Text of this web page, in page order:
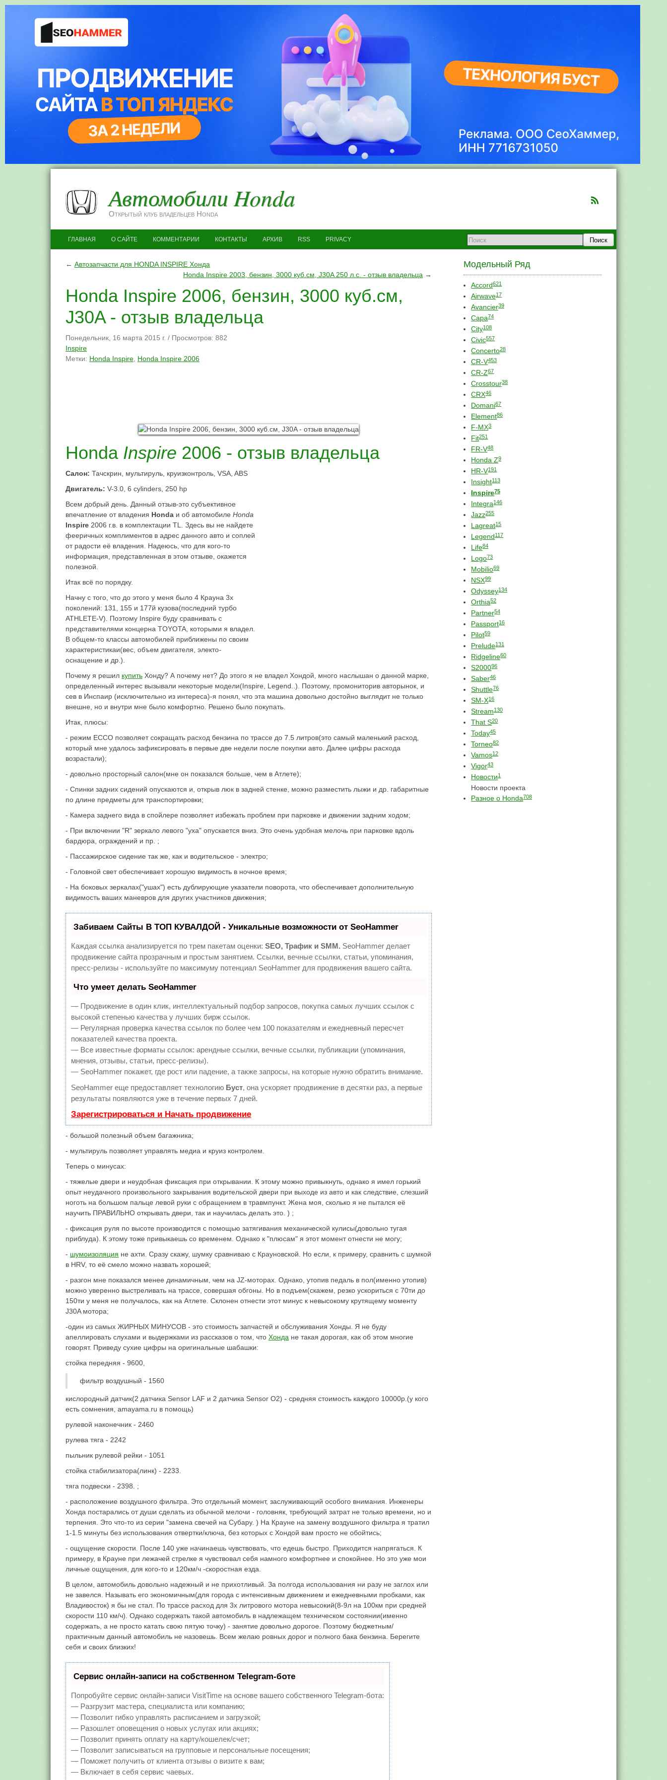
Автомобили Honda
Открытый клуб владельцев Honda
ГЛАВНАЯ О САЙТЕ КОММЕНТАРИИ КОНТАКТЫ АРХИВ RSS PRIVACY Поиск
← Автозапчасти для HONDA INSPIRE Хонда
Honda Inspire 2003, бензин, 3000 куб.см, J30A 250 л.с. - отзыв владельца →
Honda Inspire 2006, бензин, 3000 куб.см,
J30A - отзыв владельца
Понедельник, 16 марта 2015 г. / Просмотров: 882
Inspire
Метки: Honda Inspire Honda Inspire 2006
Honda Inspire 2006 - отзыв владельца
Салон: Тачскрин, мультируль, круизконтроль, VSA, ABS
Двигатель: V-3.0, 6 cylinders, 250 hp
Всем добрый день. Данный отзыв-это субъективное
впечатление от владения Honda и об автомобиле Honda
Inspire 2006 г.в. в комплектации TL. Здесь вы не найдете
фееричных комплиментов в адрес данного авто и соплей
от радости её владения. Надеюсь, что для кого-то
информация, представленная в этом отзыве, окажется
полезной.
Итак всё по порядку.
Начну с того, что до этого у меня было 4 Крауна 3х
поколений: 131, 155 и 177й кузова(последний турбо
ATHLETE-V). Поэтому Inspire буду сравнивать с
представителями концерна TOYOTA, которыми я владел.
В общем-то классы автомобилей приближены по своим
характеристикаи(вес, объем двигателя, электо-
оснащение и др.).
Почему я решил купить Хонду? А почему нет? До этого я не владел Хондой, много наслышан о данной марке,
определенный интерес вызывали некоторые модели(Inspire, Legend..). Поэтому, промониторив авторынок, и
сев в Инспаир (исключительно из интереса)-я понял, что эта машина довольно достойно выглядит не только
внешне, но и внутри мне было комфортно. Решено было покупать.
Итак, плюсы:
- режим ECCO позволяет сокращать расход бензина по трассе до 7.5 литров(это самый маленький расход,
который мне удалось зафиксировать в первые две недели после покупки авто. Далее цифры расхода
возрастали);
- довольно просторный салон(мне он показался больше, чем в Атлете);
- Спинки задних сидений опускаются и, открыв люк в задней стенке, можно разместить лыжи и др. габаритные
по длине предметы для транспортировки;
- Камера заднего вида в спойлере позволяет избежать проблем при парковке и движении задним ходом;
- При включении "R" зеркало левого "уха" опускается вниз. Это очень удобная мелочь при парковке вдоль
бардюра, ограждений и пр. ;
- Пассажирское сидение так же, как и водительское - электро;
- Головной свет обеспечивает хорошую видимость в ночное время;
- На боковых зеркалах("ушах") есть дублирующие указатели поворота, что обеспечивает дополнительную
видимость ваших маневров для других участников движения;
Забиваем Сайты В ТОП КУВАЛДОЙ - Уникальные возможности от SeoHammer
Каждая ссылка анализируется по трем пакетам оценки: SEO, Трафик и SMM. SeoHammer делает
продвижение сайта прозрачным и простым занятием. Ссылки, вечные ссылки, статьи, упоминания,
пресс-релизы - используйте по максимуму потенциал SeoHammer для продвижения вашего сайта.
Что умеет делать SeoHammer
— Продвижение в один клик, интеллектуальный подбор запросов, покупка самых лучших ссылок с
высокой степенью качества у лучших бирж ссылок.
— Регулярная проверка качества ссылок по более чем 100 показателям и ежедневный пересчет
показателей качества проекта.
— Все известные форматы ссылок: арендные ссылки, вечные ссылки, публикации (упоминания,
мнения, отзывы, статьи, пресс-релизы).
— SeoHammer покажет, где рост или падение, а также запросы, на которые нужно обратить внимание.
SeoHammer еще предоставляет технологию Буст, она ускоряет продвижение в десятки раз, а первые
результаты появляются уже в течение первых 7 дней.
Зарегистрироваться и Начать продвижение
- большой полезный объем багажника;
- мультируль позволяет управлять медиа и круиз контролем.
Теперь о минусах:
- тяжелые двери и неудобная фиксация при открывании. К этому можно привыкнуть, однако я имел горький
опыт неудачного произвольного закрывания водительской двери при выходе из авто и как следствие, слезший
ноготь на большом пальце левой руки с обращением в травмпункт. Жена моя, сколько я не пытался её
научить ПРАВИЛЬНО открывать двери, так и научилась делать это. ) ;
- фиксация руля по высоте производится с помощью затягивания механической кулисы(довольно тугая
приблуда). К этому тоже привыкаешь со временем. Однако к "плюсам" я этот момент отнести не могу;
- шумоизоляция не ахти. Сразу скажу, шумку сравниваю с Крауновской. Но если, к примеру, сравнить с шумкой
в HRV, то её смело можно назвать хорошей;
- разгон мне показался менее динамичным, чем на JZ-моторах. Однако, утопив педаль в пол(именно утопив)
можно уверенно выстреливать на трассе, совершая обгоны. Но в подъем(скажем, резко ускориться с 70ти до
150ти у меня не получалось, как на Атлете. Склонен отнести этот минус к невысокому крутящему моменту
J30A мотора;
-один из самых ЖИРНЫХ МИНУСОВ - это стоимость запчастей и обслуживания Хонды. Я не буду
апеллировать слухами и выдержками из рассказов о том, что Хонда не такая дорогая, как об этом многие
говорят. Приведу сухие цифры на оригинальные шабашки:
стойка передняя - 9600,
фильтр воздушный - 1560
кислородный датчик(2 датчика Sensor LAF и 2 датчика Sensor O2) - средняя стоимость каждого 10000р.(у кого
есть сомнения, amayama.ru в помощь)
рулевой наконечник - 2460
рулева тяга - 2242
пыльник рулевой рейки - 1051
стойка стабилизатора(линк) - 2233.
тяга подвески - 2398. ;
- расположение воздушного фильтра. Это отдельный момент, заслуживающий особого внимания. Инженеры
Хонда постарались от души сделать из обычной мелочи - головняк, требующий затрат не только времени, но и
терпения. Это что-то из серии "замена свечей на Субару. ) На Крауне на замену воздушного фильтра я тратил
1-1.5 минуты без использования отвертки/ключа, без которых с Хондой вам просто не обойтись;
- ощущение скорости. После 140 уже начинаешь чувствовать, что едешь быстро. Приходится напрягаться. К
примеру, в Крауне при лежачей стрелке я чувствовал себя намного комфортнее и спокойнее. Но это уже мои
личные ощущения, для кого-то и 120км/ч -скоростная езда.
В целом, автомобиль довольно надежный и не прихотливый. За полгода использования ни разу не заглох или
не завелся. Называть его экономичным(для города с интенсивным движением и ежедневными пробками, как
Владивосток) я бы не стал. По трассе расход для 3х литрового мотора невысокий(8-9л на 100км при средней
скорости 110 км/ч). Однако содержать такой автомобиль в надлежащем техническом состоянии(именно
содержать, а не просто катать свою пятую точку) - занятие довольно дорогое. Поэтому бюджетным/
практичным данный автомобиль не назовешь. Всем желаю ровных дорог и полного бака бензина. Берегите
себя и своих близких!
Сервис онлайн-записи на собственном Telegram-боте
Попробуйте сервис онлайн-записи VisitTime на основе вашего собственного Telegram-бота:
— Разгрузит мастера, специалиста или компанию;
— Позволит гибко управлять расписанием и загрузкой;
— Разошлет оповещения о новых услугах или акциях;
— Позволит принять оплату на карту/кошелек/счет;
— Позволит записываться на групповые и персональные посещения;
— Поможет получить от клиента отзывы о визите к вам;
— Включает в себя сервис чаевых.
Модельный Ряд
Accord621
Airwave17
Avancier39
Capa74
City108
Civic557
Concerto28
CR-V453
CR-Z67
Crosstour38
CRX46
Domani67
Element86
F-MX3
Fit251
FR-V48
Honda Z9
HR-V191
Insight113
Inspire75
Integra146
Jazz255
Lagreat15
Legend117
Life84
Logo73
Mobilio69
NSX99
Odyssey134
Orthia52
Partner54
Passport16
Pilot59
Prelude131
Ridgeline60
S200096
Saber46
Shuttle76
SM-X16
Stream130
That S20
Today45
Torneo82
Vamos12
Vigor43
Новости1
Новости проекта
Разное о Honda708